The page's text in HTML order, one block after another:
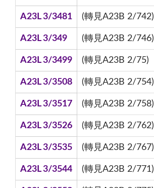
A23L 3/3481 (轉見A23B 2/742)
A23L 3/349 (轉見A23B 2/746)
A23L 3/3499 (轉見A23B 2/75)
A23L 3/3508 (轉見A23B 2/754)
A23L 3/3517 (轉見A23B 2/758)
A23L 3/3526 (轉見A23B 2/762)
A23L 3/3535 (轉見A23B 2/767)
A23L 3/3544 (轉見A23B 2/771)